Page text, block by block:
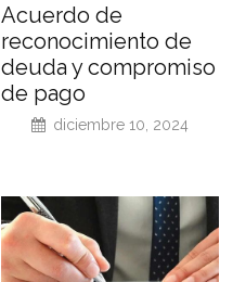
Acuerdo de
reconocimiento de
deuda y compromiso
de pago
diciembre 10, 2024